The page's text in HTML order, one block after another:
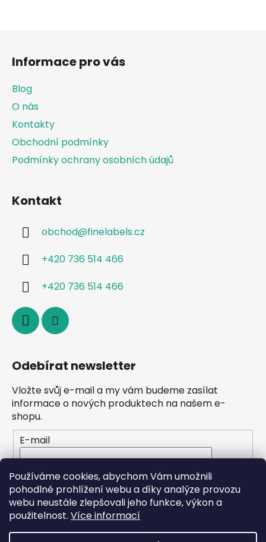
Používáme cookies, abychom Vám umožnili
pohodlné prohlížení webu a díky analýze provozu
webu neustále zlepšovali jeho funkce, výkon a
použitelnost. Více informací
Informace pro vás
Blog
O nás
Kontakty
Obchodní podmínky
Podmínky ochrany osobních údajů
Kontakt
obchod@finelabels.cz
+420 736 514 466
+420 736 514 466
Odebírat newsletter
Vložte svůj e-mail a my vám budeme zasílat
informace o nových produktech na našem e-
shopu.
E-mail
Vložením e-mailu souhlasíte s podmínkami
ochrany osobních údajů
PŘIHLÁSIT SE